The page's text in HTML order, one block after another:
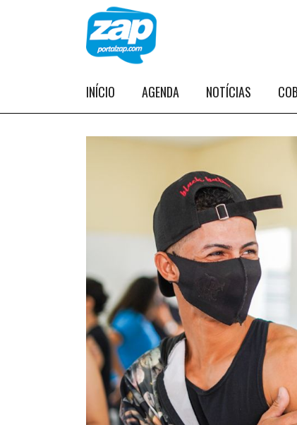
INÍCIO AGENDA NOTÍCIAS